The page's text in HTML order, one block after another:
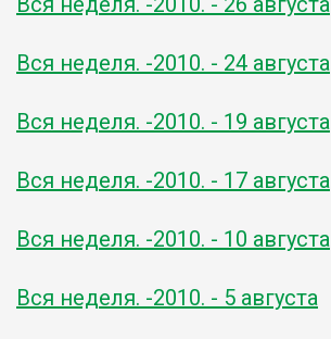
Вся неделя. -2010. - 24 августа
Вся неделя. -2010. - 19 августа
Вся неделя. -2010. - 17 августа
Вся неделя. -2010. - 10 августа
Вся неделя. -2010. - 5 августа